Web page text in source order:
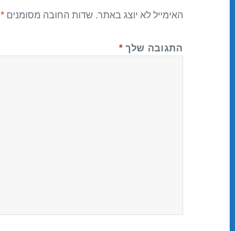
האימייל לא יוצג באתר. שדות החובה מסומנים*
התגובה שלך *